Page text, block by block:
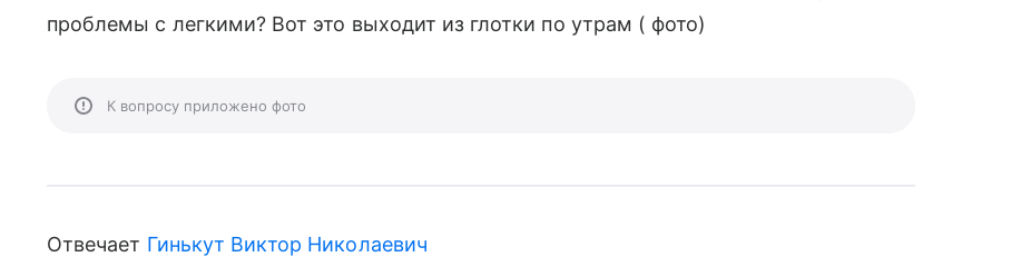
проблемы с легкими? Вот это выходит из глотки по утрам ( фото)
К вопросу приложено фото
Отвечает Гинькут Виктор Николаевич